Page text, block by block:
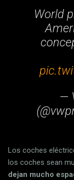
World
—
Los coches
los coches sean
dejan mucho